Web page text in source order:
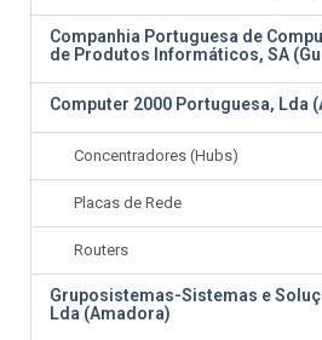
Companhia Portuguesa de
de Produtos Informáticos, SA
Computer 2000 Portuguesa, Lda
Concentradores (Hubs)
Placas de Rede
Routers
Gruposistemas-Sistemas e
Lda (Amadora)